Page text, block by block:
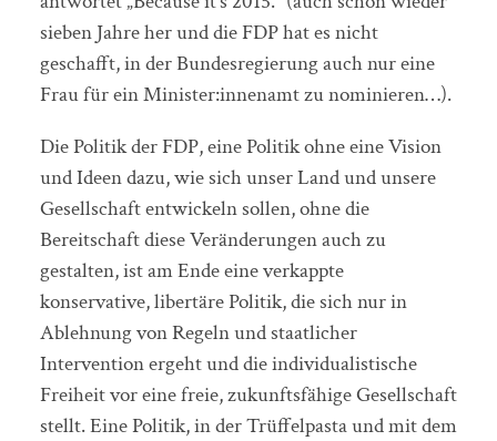
sieben Jahre her und die FDP hat es nicht
geschafft, in der Bundesregierung auch nur eine
Frau für ein Minister:innenamt zu nominieren…).
Die Politik der FDP, eine Politik ohne eine Vision
und Ideen dazu, wie sich unser Land und unsere
Gesellschaft entwickeln sollen, ohne die
Bereitschaft diese Veränderungen auch zu
gestalten, ist am Ende eine verkappte
konservative, libertäre Politik, die sich nur in
Ablehnung von Regeln und staatlicher
Intervention ergeht und die individualistische
Freiheit vor eine freie, zukunftsfähige Gesellschaft
stellt. Eine Politik, in der Trüffelpasta und mit dem